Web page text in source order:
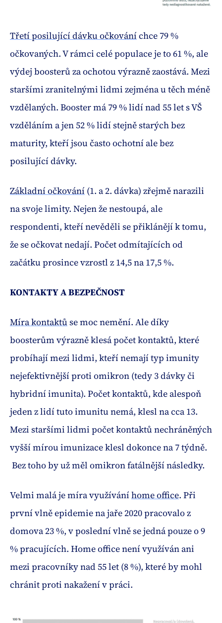
Třetí posilující dávku očkování chce 79 %
očkovaných. V rámci celé populace je to 61 %, ale
výdej boosterů za ochotou výrazně zaostává. Mezi
staršími zranitelnými lidmi zejména u těch méně
vzdělaných. Booster má 79 % lidí nad 55 let s VŠ
vzděláním a jen 52 % lidí stejně starých bez
maturity, kteří jsou často ochotní ale bez
posilující dávky.
Základní očkování (1. a 2. dávka) zřejmě narazili
na svoje limity. Nejen že nestoupá, ale
respondenti, kteří nevěděli se přiklánějí k tomu,
že se očkovat nedají. Počet odmítajících od
začátku prosince vzrostl z 14,5 na 17,5 %.
KONTAKTY A BEZPEČNOST
Míra kontaktůse moc nemění. Ale díky
boosterům výrazně klesá počet kontaktů, které
probíhají mezi lidmi, kteří nemají typ imunity
nejefektivnější proti omikron (tedy 3 dávky či
hybridní imunita). Počet kontaktů, kde alespoň
jeden z lidí tuto imunitu nemá, klesl na cca 13.
Mezi staršími lidmi počet kontaktů nechráněných
vyšší mírou imunizace klesl dokonce na 7 týdně.
Bez toho by už měl omikron fatálnější následky.
Velmi malá je míra využívání home office. Při
první vlně epidemie na jaře 2020 pracovalo z
domova 23 %, v poslední vlně se jedná pouze o 9
% pracujících. Home office není využíván ani
mezi pracovníky nad 55 let (8 %), které by mohl
chránit proti nakažení v práci.